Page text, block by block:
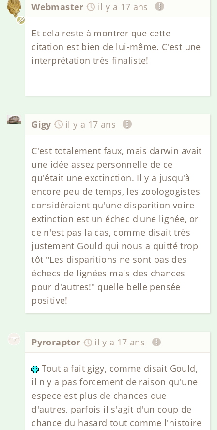
Webmaster il y a 17 ans
Et cela reste à montrer que cette
citation est bien de lui-même. C'est une
interprétation très finaliste!
Gigy il y a 17 ans
C'est totalement faux, mais darwin avait
une idée assez personnelle de ce
qu'était une exctinction. Il y a jusqu'à
encore peu de temps, les zoologogistes
considéraient qu'une disparition voire
extinction est un échec d'une lignée, or
ce n'est pas la cas, comme disait très
justement Gould qui nous a quitté trop
tôt "Les disparitions ne sont pas des
échecs de lignées mais des chances
pour d'autres!" quelle belle pensée
positive!
Pyroraptor il y a 17 ans
Tout a fait gigy, comme disait Gould,
il n'y a pas forcement de raison qu'une
espece est plus de chances que
d'autres, parfois il s'agit d'un coup de
chance du hasard tout comme l'histoire